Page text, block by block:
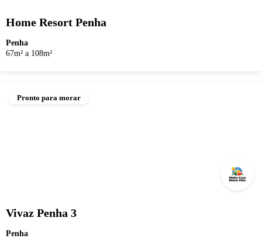
Home Resort Penha
Penha
67m² a 108m²
Pronto para morar
Vivaz Penha 3
Penha